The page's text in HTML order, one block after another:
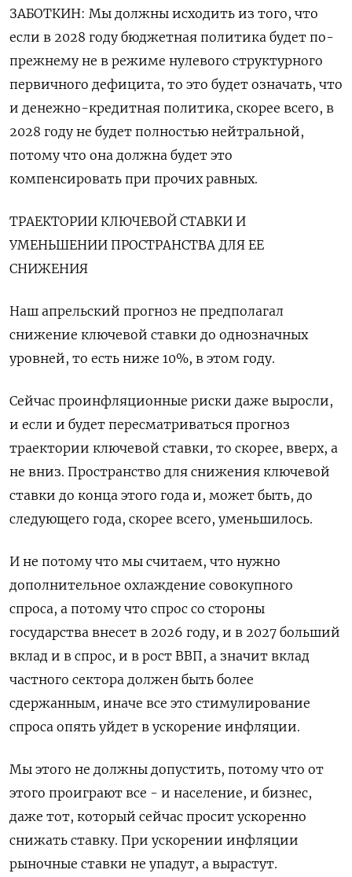
ЗАБОТКИН: Мы должны исходить из того, что
если в 2028 году бюджетная политика будет по-
прежнему не в режиме нулевого структурного
первичного дефицита, то это будет означать, что
и денежно-кредитная политика, скорее всего, в
2028 году не будет полностью нейтральной,
потому что она должна будет это
компенсировать при прочих равных.
ТРАЕКТОРИИ КЛЮЧЕВОЙ СТАВКИ И
УМЕНЬШЕНИИ ПРОСТРАНСТВА ДЛЯ ЕЕ
СНИЖЕНИЯ
Наш апрельский прогноз не предполагал
снижение ключевой ставки до однозначных
уровней, то есть ниже 10%, в этом году.
Сейчас проинфляционные риски ​даже выросли,
и если и будет пересматриваться прогноз
траектории ключевой ставки, ⁠то скорее, вверх, а
не вниз. Пространство для снижения ключевой
ставки до конца этого года и, может быть, до
следующего года, скорее всего, уменьшилось.
И не потому что мы считаем, что нужно
дополнительное охлаждение совокупного
спроса, а потому что спрос со стороны
государства внесет в 2026 году, и в ‌2027 больший
вклад и в спрос, и в рост ВВП, а значит вклад
частного сектора должен быть более
сдержанным, иначе все это стимулирование
спроса опять уйдет в ускорение инфляции.
Мы этого не должны допустить, ‌потому что от
этого проиграют все - и население, и бизнес,
даже тот, который сейчас просит ускоренно
снижать ставку. При ускорении инфляции
рыночные ставки не упадут, а вырастут.